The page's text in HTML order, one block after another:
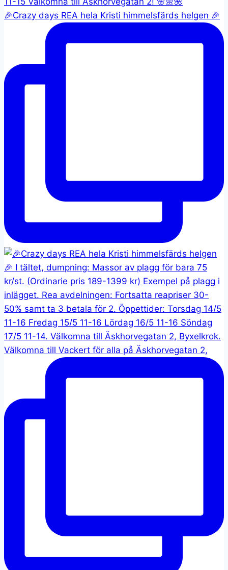
🎉Crazy days REA hela Kristi himmelsfärds helgen 🎉
Välkomna till Vackert för alla på Äskhorvegatan 2,